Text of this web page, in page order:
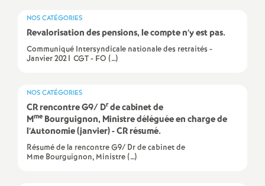
d
e
E
NOS CATÉGORIES
Revalorisation des pensions, le compte n’y est pas.
Communiqué Intersyndicale nationale des retraités -
Janvier 2021 CGT - FO (…)
NOS CATÉGORIES
CR rencontre G9/ Drde cabinet de
Mme Bourguignon, Ministre déléguée en charge de
l’Autonomie (janvier) - CR résumé.
Résumé de la rencontre G9/ Dr de cabinet de
Mme Bourguignon, Ministre (…)